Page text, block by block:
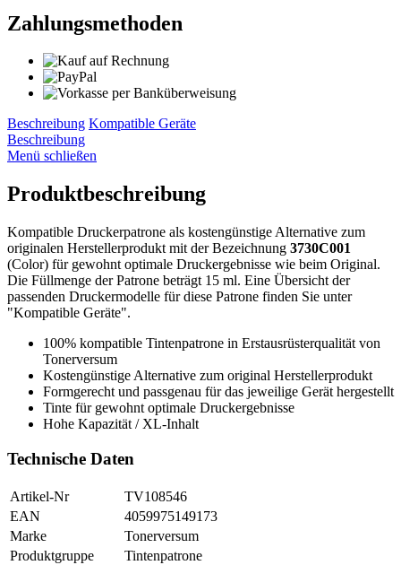
Zahlungsmethoden
Beschreibung Kompatible Geräte
Beschreibung
Menü schließen
Produktbeschreibung
Kompatible Druckerpatrone als kostengünstige Alternative zum
originalen Herstellerprodukt mit der Bezeichnung 3730C001
(Color) für gewohnt optimale Druckergebnisse wie beim Original.
Die Füllmenge der Patrone beträgt 15 ml. Eine Übersicht der
passenden Druckermodelle für diese Patrone finden Sie unter
"Kompatible Geräte".
100% kompatible Tintenpatrone in Erstausrüsterqualität von
Tonerversum
Kostengünstige Alternative zum original Herstellerprodukt
Formgerecht und passgenau für das jeweilige Gerät hergestellt
Tinte für gewohnt optimale Druckergebnisse
Hohe Kapazität / XL-Inhalt
Technische Daten
Artikel-Nr
TV108546
EAN
4059975149173
Marke
Tonerversum
Produktgruppe
Tintenpatrone